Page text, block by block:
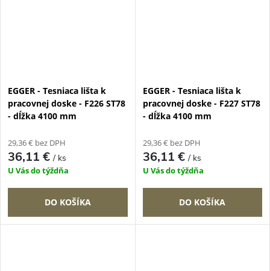
EGGER - Tesniaca lišta k
pracovnej doske - F226 ST78
- dĺžka 4100 mm
29,36 € bez DPH
36,11 €/ ks
U Vás do týždňa
DO KOŠÍKA
EGGER - Tesniaca lišta k
pracovnej doske - F227 ST78
- dĺžka 4100 mm
29,36 € bez DPH
36,11 €/ ks
U Vás do týždňa
DO KOŠÍKA